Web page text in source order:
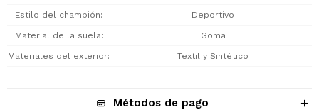
Estilo del champión Deportivo
Material de la suela Goma
Materiales del exterior Textil y Sintético
Métodos de pago